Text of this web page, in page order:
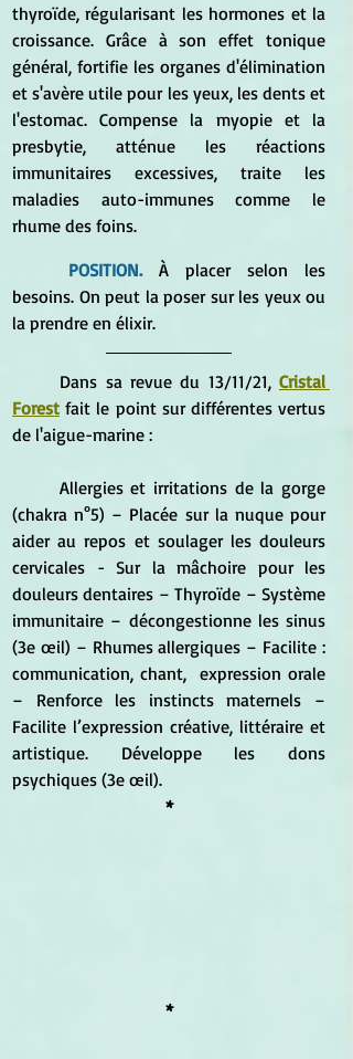
thyroïde, régularisant les hormones et la
croissance. Grâce à son effet tonique
général, fortifie les organes d'élimination
et s'avère utile pour les yeux, les dents et
l'estomac. Compense la myopie et la
presbytie, atténue les réactions
immunitaires excessives, traite les
maladies auto-immunes comme le
rhume des foins.
POSITION. À placer selon les
besoins. On peut la poser sur les yeux ou
la prendre en élixir.
	Dans sa revue du 13/11/21,
Cristal
Forest fait le point sur différentes vertus
de l'aigue-marine :
(chakra n°5) – Placée sur la nuque pour
aider au repos et soulager les douleurs
cervicales - Sur la mâchoire pour les
douleurs dentaires – Thyroïde – Système
immunitaire – décongestionne les sinus
(3e œil) – Rhumes allergiques – Facilite :
communication, chant,  expression orale
– Renforce les instincts maternels –
Facilite l’expression créative, littéraire et
artistique. Développe les dons
psychiques (3e œil).
*
*